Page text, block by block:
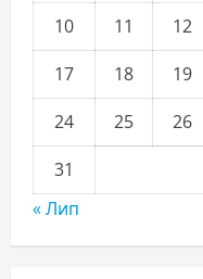
10
11 12
17
18 19
24
25 26
31
« Лип